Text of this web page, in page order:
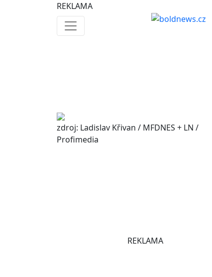
REKLAMA
zdroj: Ladislav Křivan / MFDNES + LN /
Profimedia
REKLAMA